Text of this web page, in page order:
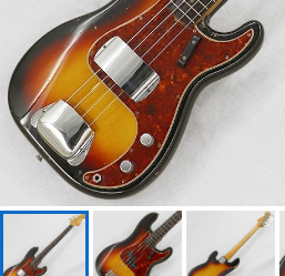
管楽器
アンプ
DJ機器